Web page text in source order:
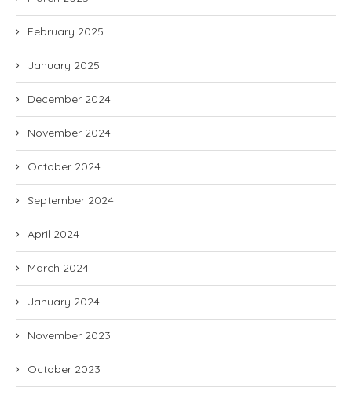
February 2025
January 2025
December 2024
November 2024
October 2024
September 2024
April 2024
March 2024
January 2024
November 2023
October 2023